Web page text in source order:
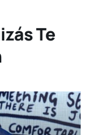
Te